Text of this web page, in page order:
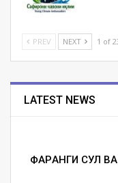
PREV NEXT 1 of
LATEST NEWS
ФАРҲАНГИ СУЛҲ